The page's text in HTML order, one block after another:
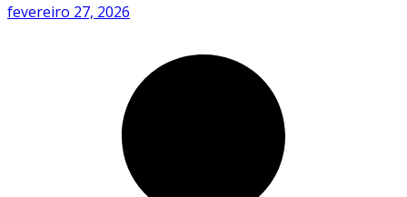
fevereiro 27, 2026